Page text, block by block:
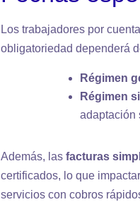
Los trabajadores por
obligatoriedad dependerá
Régimen
Régimen
adaptación
Además, lasfacturas
certificados, lo que
servicios con cobros